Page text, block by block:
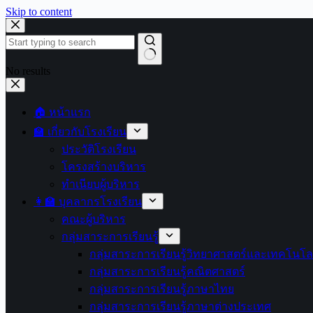
Skip to content
No results
🏠 หน้าแรก
🏫 เกี่ยวกับโรงเรียน
ประวัติโรงเรียน
โครงสร้างบริหาร
ทำเนียบผู้บริหาร
👩‍🏫 บุคลากรโรงเรียน
คณะผู้บริหาร
กลุ่มสาระการเรียนรู้
กลุ่มสาระการเรียนรู้วิทยาศาสตร์และเทคโนโ
กลุ่มสาระการเรียนรู้คณิตศาสตร์
กลุ่มสาระการเรียนรู้ภาษาไทย
กลุ่มสาระการเรียนรู้ภาษาต่างประเทศ